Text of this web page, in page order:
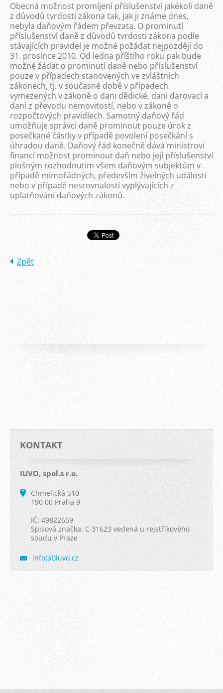
Obecná možnost promíjení příslušenství jakékoli daně
z důvodů tvrdosti zákona tak, jak ji známe dnes,
nebyla daňovým řádem převzata. O prominutí
příslušenství daně z důvodů tvrdosti zákona podle
stávajících pravidel je možné požádat nejpozději do
31. prosince 2010. Od ledna příštího roku pak bude
možné žádat o prominutí daně nebo příslušenství
pouze v případech stanovených ve zvláštních
zákonech, tj. v současné době v případech
vymezených v zákoně o dani dědické, dani darovací a
dani z převodu nemovitostí, nebo v zákoně o
rozpočtových pravidlech. Samotný daňový řád
umožňuje správci daně prominout pouze úrok z
posečkané částky v případě povolení posečkání s
úhradou daně. Daňový řád konečně dává ministrovi
financí možnost prominout daň nebo její příslušenství
plošným rozhodnutím všem daňovým subjektům v
případě mimořádných, především živelných událostí
nebo v případě nesrovnalostí vyplývajících z
uplatňování daňových zákonů.
Zpět
KONTAKT
IUVO, spol.s r.o.
Chmelická 510
190 00 Praha 9
IČ: 49822659
Spisová značka: C 31623 vedená u rejstříkového
soudu v Praze
info(at)iuvo.cz